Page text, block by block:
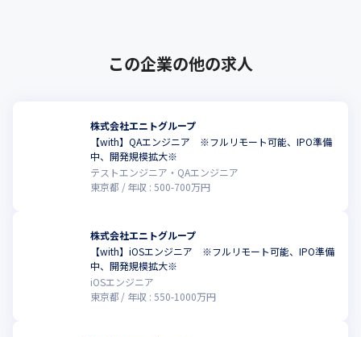
この企業の他の求人
株式会社エニトグループ
【with】QAエンジニア ※フルリモート可能、IPO準備
中、開発規模拡大※
テストエンジニア・QAエンジニア
東京都
年収 :500-700万円
株式会社エニトグループ
【with】iOSエンジニア ※フルリモート可能、IPO準備
中、開発規模拡大※
iOSエンジニア
東京都
年収 : 550-1000万円